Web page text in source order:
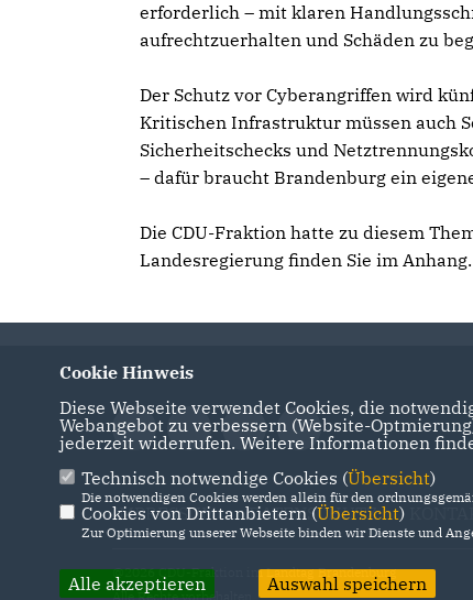
erforderlich – mit klaren
aufrechtzuerhalten und Schäden zu
Der Schutz vor Cyberangriffen wird
Kritischen Infrastruktur müssen auch
Sicherheitschecks und
– dafür braucht Brandenburg ein
Die CDU-Fraktion hatte zu diesem
Landesregierung finden Sie im Anhang.
IMPRESSUM DATENSCHUTZ
@2026 CDU-Fraktion im Landtag Brandenburg
Alle Rechte vorbehalten.
Cookie Hinweis
Diese Webseite verwendet Cookies, die
Webangebot zu verbessern (Website-
jederzeit widerrufen. Weitere Informationen
Technisch notwendige Cookies (Übersicht)
Die notwendigen Cookies werden allein für den
Cookies von Drittanbietern (Übersicht)
Zur Optimierung unserer Webseite binden wir Dienste und
Alle akzeptieren Auswahl speichern